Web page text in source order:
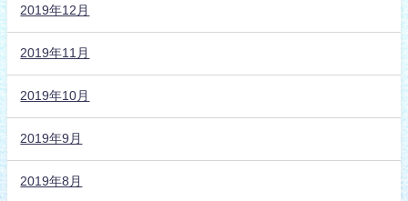
2019年12月
2019年11月
2019年10月
2019年9月
2019年8月